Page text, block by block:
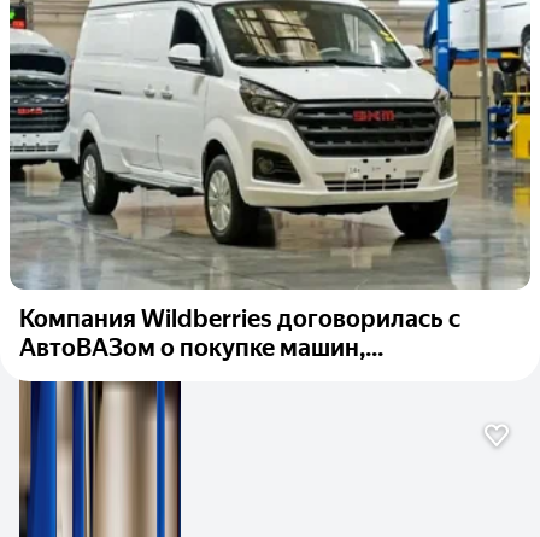
Компания Wildberries договорилась с
АвтоВАЗом о покупке машин,...